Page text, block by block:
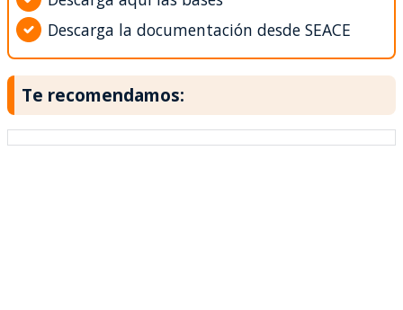
Descarga la documentación desde SEACE
Te recomendamos: